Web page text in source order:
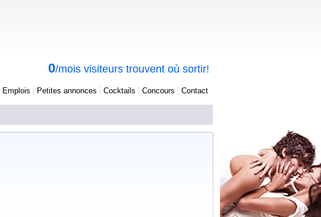
0/mois visiteurs trouvent où sortir!
Emplois Petites annonces Cocktails Concours Contact